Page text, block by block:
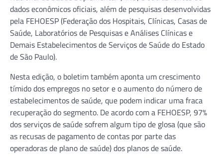
dados econômicos oficiais, além de pesquisas desenvolvidas
pela FEHOESP (Federação dos Hospitais, Clínicas, Casas de
Saúde, Laboratórios de Pesquisas e Análises Clínicas e
Demais Estabelecimentos de Serviços de Saúde do Estado
de São Paulo).
Nesta edição, o boletim também aponta um crescimento
tímido dos empregos no setor e o aumento do número de
estabelecimentos de saúde, que podem indicar uma fraca
recuperação do segmento. De acordo com a FEHOESP, 97%
dos serviços de saúde sofrem algum tipo de glosa (que são
as recusas de pagamento de contas por parte das
operadoras de plano de saúde) dos planos de saúde.